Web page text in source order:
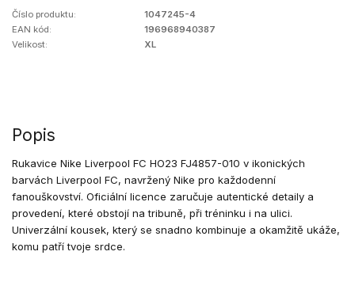
Číslo produktu:
1047245-4
EAN kód:
196968940387
Velikost:
XL
Popis
Rukavice Nike Liverpool FC HO23 FJ4857-010 v ikonických
barvách Liverpool FC, navržený Nike pro každodenní
fanouškovství. Oficiální licence zaručuje autentické detaily a
provedení, které obstojí na tribuně, při tréninku i na ulici.
Univerzální kousek, který se snadno kombinuje a okamžitě ukáže,
komu patří tvoje srdce.